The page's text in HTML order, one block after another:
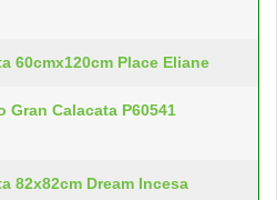
60cmx120cm Place Eliane
Gran Calacata P60541
82x82cm Dream Incesa